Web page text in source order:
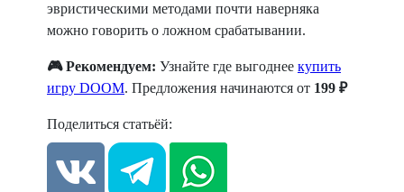
эвристическими методами почти наверняка
можно говорить о ложном срабатывании.
🎮 Рекомендуем: Узнайте где выгоднее купить
игру DOOM. Предложения начинаются от 199 ₽
Поделиться статьёй: